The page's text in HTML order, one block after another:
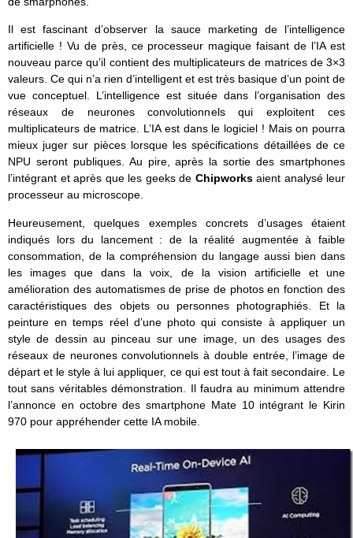
Il est fascinant d’observer la sauce marketing de l’intelligence
artificielle ! Vu de près, ce processeur magique faisant de l’IA est
nouveau parce qu’il contient des multiplicateurs de matrices de 3×3
valeurs. Ce qui n’a rien d’intelligent et est très basique d’un point de
vue conceptuel. L’intelligence est située dans l’organisation des
réseaux de neurones convolutionnels qui exploitent ces
multiplicateurs de matrice. L’IA est dans le logiciel ! Mais on pourra
mieux juger sur pièces lorsque les spécifications détaillées de ce
NPU seront publiques. Au pire, après la sortie des smartphones
l’intégrant et après que les geeks de Chipworks aient analysé leur
processeur au microscope.
Heureusement, quelques exemples concrets d’usages étaient
indiqués lors du lancement : de la réalité augmentée à faible
consommation, de la compréhension du langage aussi bien dans
les images que dans la voix, de la vision artificielle et une
amélioration des automatismes de prise de photos en fonction des
caractéristiques des objets ou personnes photographiés. Et la
peinture en temps réel d’une photo qui consiste à appliquer un
style de dessin au pinceau sur une image, un des usages des
réseaux de neurones convolutionnels à double entrée, l’image de
départ et le style à lui appliquer, ce qui est tout à fait secondaire. Le
tout sans véritables démonstration. Il faudra au minimum attendre
l’annonce en octobre des smartphone Mate 10 intégrant le Kirin
970 pour appréhender cette IA mobile.